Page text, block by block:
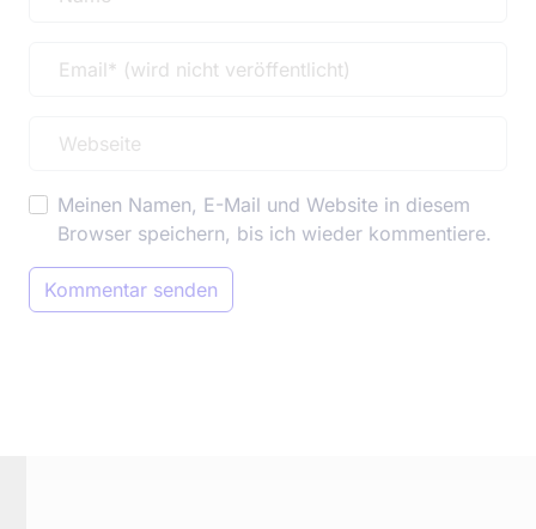
Meinen Namen, E-Mail und Website in diesem
Browser speichern, bis ich wieder kommentiere.